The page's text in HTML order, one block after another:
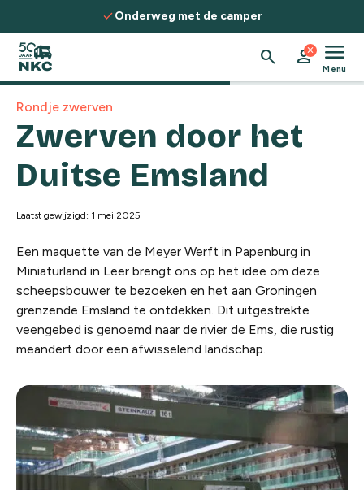
Spring naar de inhoud
met de camper
search person
close menu
Menu
Rondje zwerven
Zwerven door het
Duitse Emsland
Laatst gewijzigd: 1 mei 2025
Een maquette van de Meyer Werft in Papenburg in
Miniaturland in Leer brengt ons op het idee om deze
scheepsbouwer te bezoeken en het aan Groningen
grenzende Emsland te ontdekken. Dit uitgestrekte
veengebed is genoemd naar de rivier de Ems, die rustig
meandert door een afwisselend landschap.